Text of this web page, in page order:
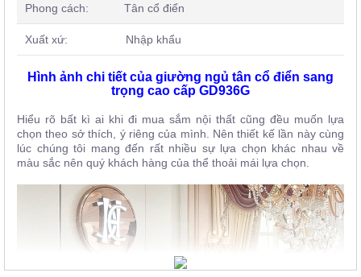
Phong cách: Tân cổ điển
Xuất xứ: Nhập khẩu
Hình ảnh chi tiết của giường ngủ tân cổ điển sang
trọng cao cấp GD936G
Hiểu rõ bất kì ai khi đi mua sắm nội thất cũng đều muốn lựa
chọn theo sở thích, ý riêng của mình. Nên thiết kế lần này cùng
lúc chúng tôi mang đến rất nhiều sự lựa chọn khác nhau về
màu sắc nên quý khách hàng của thể thoải mái lựa chọn.